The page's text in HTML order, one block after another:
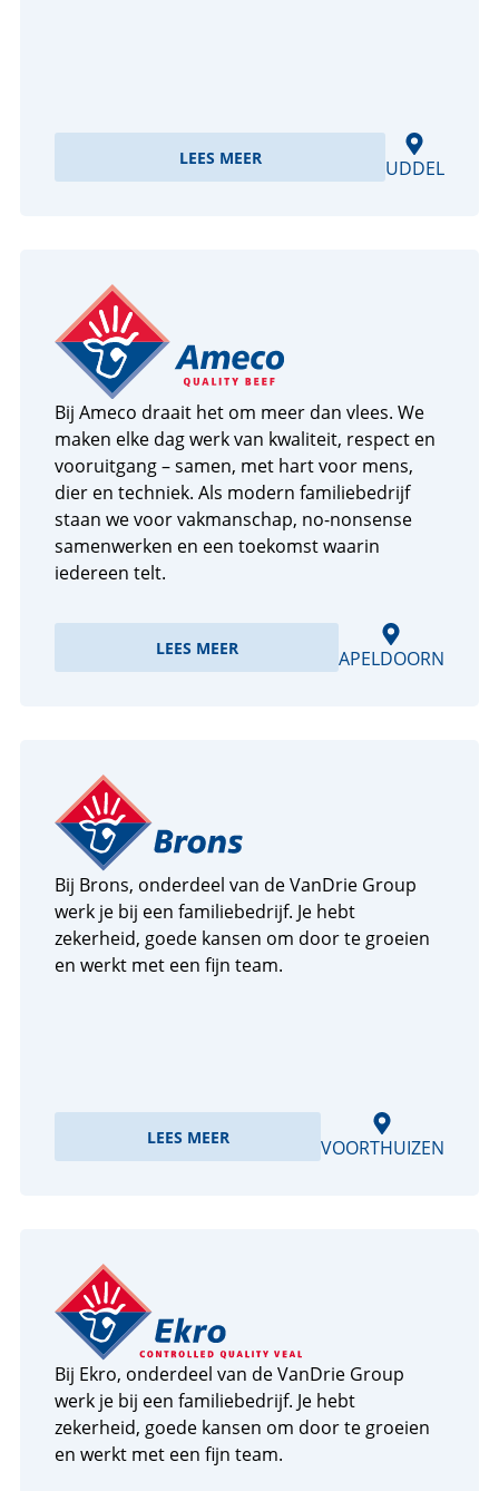
LEES MEER UDDEL
Bij Ameco draait het om meer dan vlees. We
maken elke dag werk van kwaliteit, respect en
vooruitgang – samen, met hart voor mens,
dier en techniek. Als modern familiebedrijf
staan we voor vakmanschap, no-nonsense
samenwerken en een toekomst waarin
iedereen telt.
LEES MEER APELDOORN
Bij Brons, onderdeel van de VanDrie Group
werk je bij een familiebedrijf. Je hebt
zekerheid, goede kansen om door te groeien
en werkt met een fijn team.
LEES MEER VOORTHUIZEN
Bij Ekro, onderdeel van de VanDrie Group
werk je bij een familiebedrijf. Je hebt
zekerheid, goede kansen om door te groeien
en werkt met een fijn team.